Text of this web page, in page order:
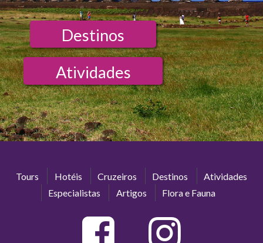
Destinos
Atividades
Tours Hotéis Cruzeiros Destinos
Atividades
Especialistas
Artigos Flora e Fauna